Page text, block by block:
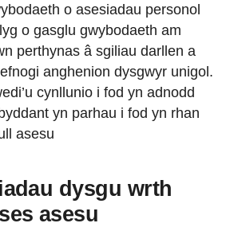
o asesiadau personol
o gasglu gwybodaeth am
perthynas â sgiliau darllen a
anghenion dysgwyr unigol.
cynllunio i fod yn adnodd
yn parhau i fod yn rhan
asesu
dysgu wrth
asesu